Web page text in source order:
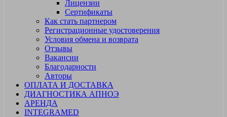
Лицензии
Сертификаты
Как стать партнером
Регистрационные удостоверения
Условия обмена и возврата
Отзывы
Вакансии
Благодарности
Авторы
ОПЛАТА И ДОСТАВКА
ДИАГНОСТИКА АПНОЭ
АРЕНДА
INTEGRAMED